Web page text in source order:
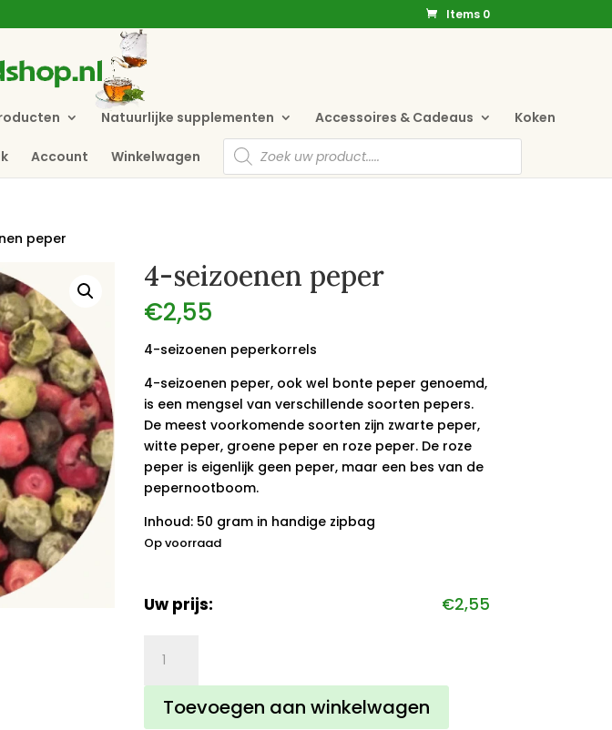
Items 0
Natuurlijke supplementen Accessoires & Cadeaus Koken
Account Winkelwagen
Producten
zoeken
peper
4-seizoenen peper
€2,55
4-seizoenen peperkorrels
4-seizoenen peper, ook wel bonte peper genoemd,
is een mengsel van verschillende soorten pepers.
De meest voorkomende soorten zijn zwarte peper,
witte peper, groene peper en roze peper. De roze
peper is eigenlijk geen peper, maar een bes van de
pepernootboom.
Inhoud: 50 gram in handige zipbag
Op voorraad
Uw prijs: €2,55
seizoenen
peper
aantal
Toevoegen aan winkelwagen